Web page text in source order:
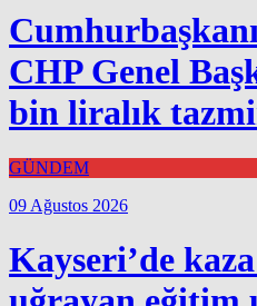
CHP Genel
bin liralık
GÜNDEM
09 Ağustos 2026
Kayseri’de